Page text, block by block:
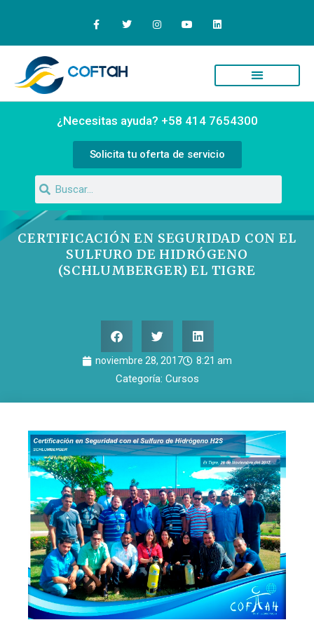
¿Necesitas ayuda? +58 414 7654300
Solicita tu oferta de servicio
CERTIFICACIÓN EN SEGURIDAD CON EL
SULFURO DE HIDRÓGENO
(SCHLUMBERGER) EL TIGRE
noviembre 28, 2017 8:21 am
Categoría: Cursos